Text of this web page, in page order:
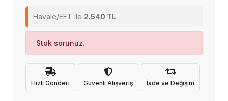
Havale/EFT ile 2.540 TL
Stok sorunuz.
Hızlı Gönderi Güvenli Alışveriş İade ve Değişim